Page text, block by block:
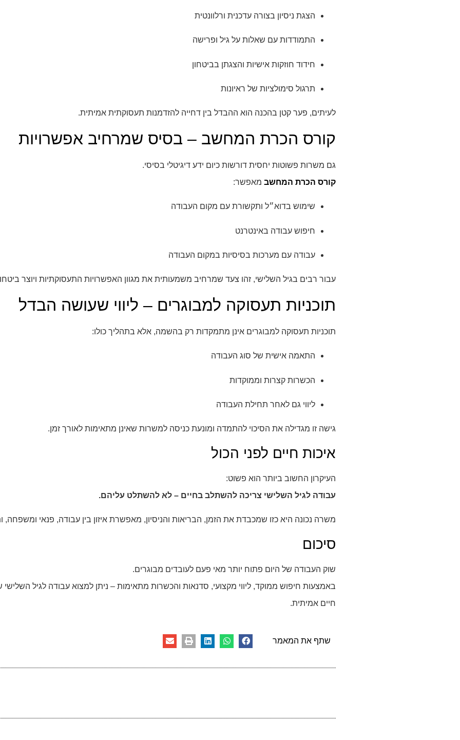
הצגת ניסיון בצורה עדכנית ורלוונטית
התמודדות עם שאלות על גיל ופרישה
חידוד חוזקות אישיות והצגתן בביטחון
תרגול סימולציות של ראיונות
לעיתים, פער קטן בהכנה הוא ההבדל בין דחייה להזדמנות תעסוקתית אמיתית.
קורס הכרת המחשב – בסיס שמרחיב אפשרויות
גם משרות פשוטות יחסית דורשות כיום ידע דיגיטלי בסיסי.
קורס הכרת המחשב מאפשר:
שימוש בדוא״ל ותקשורת עם מקום העבודה
חיפוש עבודה באינטרנט
עבודה עם מערכות בסיסיות במקום העבודה
עבור רבים בגיל השלישי, זהו צעד שמרחיב משמעותית את מגוון האפשרויות התעסוקתיות ויוצר
תוכניות תעסוקה למבוגרים – ליווי שעושה הבדל
תוכניות תעסוקה למבוגרים אינן מתמקדות רק בהשמה, אלא בתהליך כולו:
התאמה אישית של סוג העבודה
הכשרות קצרות וממוקדות
ליווי גם לאחר תחילת העבודה
גישה זו מגדילה את הסיכוי להתמדה ומונעת כניסה למשרות שאינן מתאימות לאורך זמן.
איכות חיים לפני הכול
העיקרון החשוב ביותר הוא פשוט:
עבודה לגיל השלישי צריכה להשתלב בחיים – לא להשתלט עליהם.
משרה נכונה היא כזו שמכבדת את הזמן, הבריאות והניסיון, מאפשרת איזון בין עבודה, פנאי ומשפחה,
סיכום
שוק העבודה של היום פתוח יותר מאי פעם לעובדים מבוגרים.
באמצעות חיפוש ממוקד, ליווי מקצועי, סדנאות והכשרות מתאימות – ניתן למצוא עבודה לגיל השלישי
חיים אמיתית.
שתף את המאמר